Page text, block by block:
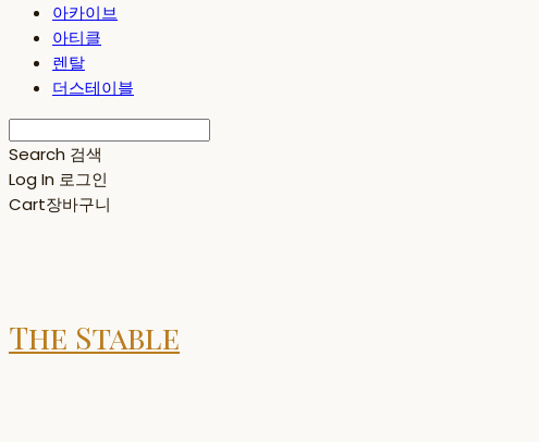
아카이브
아티클
렌탈
더스테이블
Search 검색
Log In 로그인
Cart장바구니
The Stable